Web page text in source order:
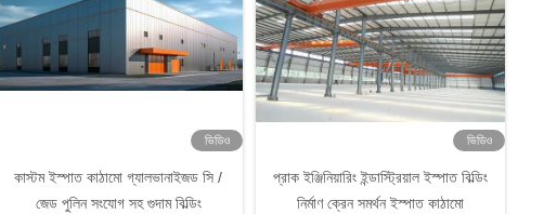
ভিডিও
কাস্টম ইস্পাত কাঠামো গ্যালভানাইজড সি /
জেড পুলিন সংযোগ সহ গুদাম বিল্ডিং
ভিডিও
প্রাক ইঞ্জিনিয়ারিং ইন্ডাস্ট্রিয়াল ইস্পাত বিল্ডিং
নির্মাণ ক্রেন সমর্থন ইস্পাত কাঠামো